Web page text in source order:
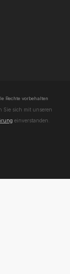
Rechte vorbehalten
Sie sich mit unseren
einverstanden.